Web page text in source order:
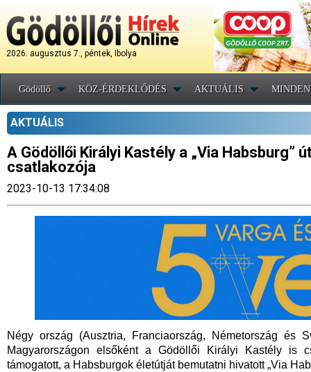
2026. augusztus 7., péntek, Ibolya
Gödöllő KÖZ-ÉRDEKLŐDÉS AKTUÁLIS
AKTUÁLIS
A Gödöllői Királyi Kastély a „Via Habsburg”
csatlakozója
2023-10-13 17:34:08
Négy ország (Ausztria, Franciaország, Németország és
Magyarországon elsőként a Gödöllői Királyi Kastély is
támogatott, a Habsburgok életútját bemutatni hivatott „Via